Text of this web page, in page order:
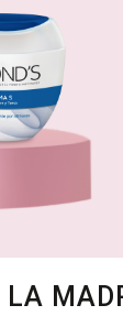
LA